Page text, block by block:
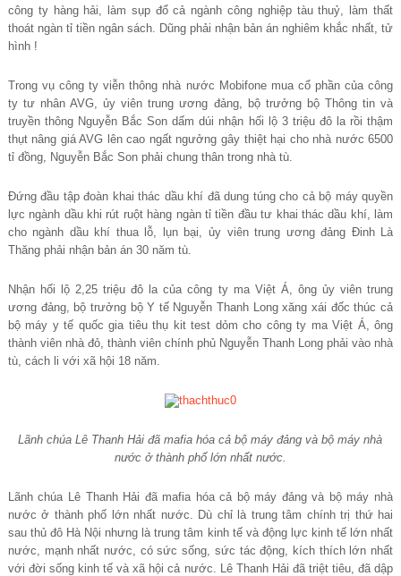
công ty hàng hải, làm sụp đổ cả ngành công nghiệp tàu thuỷ, làm thất
thoát ngàn tỉ tiền ngân sách. Dũng phải nhận bản án nghiêm khắc nhất, tử
hình !
Trong vụ công ty viễn thông nhà nước Mobifone mua cổ phần của công
ty tư nhân AVG, ủy viên trung ương đảng, bộ trưởng bộ Thông tin và
truyền thông Nguyễn Bắc Son dấm dúi nhận hối lộ 3 triệu đô la rồi thậm
thụt nâng giá AVG lên cao ngất ngưởng gây thiệt hại cho nhà nước 6500
tỉ đồng, Nguyễn Bắc Son phải chung thân trong nhà tù.
Đứng đầu tập đoàn khai thác dầu khí đã dung túng cho cả bộ máy quyền
lực ngành dầu khi rút ruột hàng ngàn tỉ tiền đầu tư khai thác dầu khí, làm
cho ngành dầu khí thua lỗ, lụn bại, ủy viên trung ương đảng Đinh Là
Thăng phải nhận bản án 30 năm tù.
Nhận hối lộ 2,25 triệu đô la của công ty ma Việt Á, ông ủy viên trung
ương đảng, bộ trưởng bộ Y tế Nguyễn Thanh Long xăng xái đốc thúc cả
bộ máy y tế quốc gia tiêu thụ kit test dỏm cho công ty ma Việt Á, ông
thành viên nhà đỏ, thành viên chính phủ Nguyễn Thanh Long phải vào nhà
tù, cách li với xã hội 18 năm.
Lãnh chúa Lê Thanh Hải đã mafia hóa cả bộ máy đảng và bộ máy nhà
nước ở thành phố lớn nhất nước.
Lãnh chúa Lê Thanh Hải đã mafia hóa cả bộ máy đảng và bộ máy nhà
nước ở thành phố lớn nhất nước. Dù chỉ là trung tâm chính trị thứ hai
sau thủ đô Hà Nội nhưng là trung tâm kinh tế và động lực kinh tế lớn nhất
nước, mạnh nhất nước, có sức sống, sức tác động, kích thích lớn nhất
với đời sống kinh tế và xã hội cả nước. Lê Thanh Hải đã triệt tiêu, đã dập